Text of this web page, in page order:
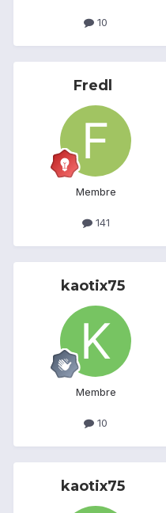
10
Fredl
Membre
141
kaotix75
Membre
10
kaotix75